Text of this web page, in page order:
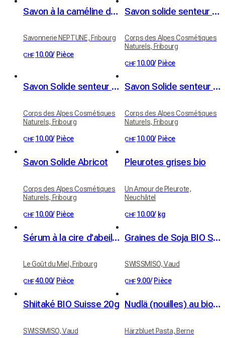
Savon à la caméline de Villarlod - bio
Savonnerie NEPTUNE, Fribourg
CHF 10.00/ Pièce
Savon solide senteur Boisé Végétal
Corps des Alpes Cosmétiques
Naturels, Fribourg
CHF 10.00/ Pièce
Savon Solide senteur Chèvrefeuille
Corps des Alpes Cosmétiques
Naturels, Fribourg
CHF 10.00/ Pièce
Savon Solide senteur Chocolat
Corps des Alpes Cosmétiques
Naturels, Fribourg
CHF 10.00/ Pièce
Savon Solide Abricot
Corps des Alpes Cosmétiques
Naturels, Fribourg
CHF 10.00/ Pièce
Pleurotes grises bio
Un Amour de Pleurote,
Neuchâtel
CHF 10.00/ kg
Sérum à la cire d’abeilles, huiles d’abricot BIO et jojoba BIO
Le Goût du Miel, Fribourg
CHF40.00/ Pièce
Graines de Soja BIO Suisse — 500g
SWISSMISO, Vaud
CHF 9.00/ Pièce
Shiitaké BIO Suisse 20g
SWISSMISO, Vaud
Nudlä (nouilles) au bio UrDinkel, épeautre (350 g)
Härzbluet Pasta, Berne